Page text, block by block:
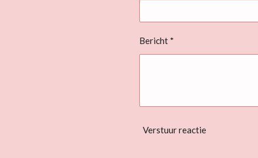
Bericht *
Verstuur reactie